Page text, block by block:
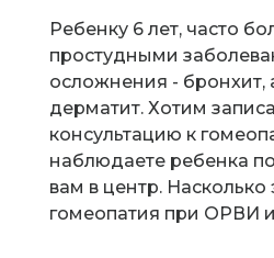
Ребенку 6 лет, часто
простудными
осложнения - бронхит,
дерматит. Хотим
консультацию к
наблюдаете ребенка
вам в центр.
гомеопатия при ОРВИ